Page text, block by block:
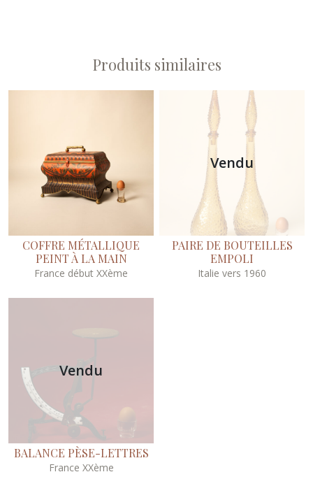
Produits similaires
COFFRE MÉTALLIQUE
PEINT À LA MAIN
France début XXème
Vendu
PAIRE DE BOUTEILLES
EMPOLI
Italie vers 1960
Vendu
BALANCE PÈSE-LETTRES
France XXème